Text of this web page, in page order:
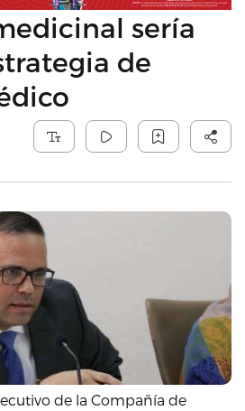
sería
de
de la Compañía de